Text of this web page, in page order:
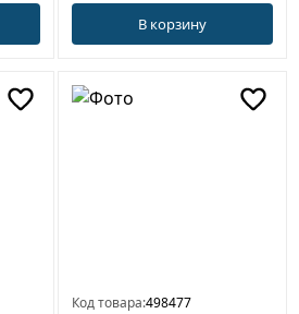
В корзину
Код товара:498477